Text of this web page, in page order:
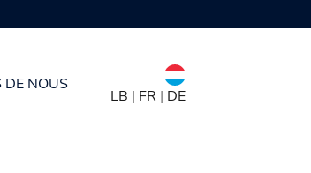
DE NOUS
LB | FR | DE